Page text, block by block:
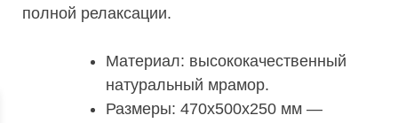
полной релаксации.
Материал: высококачественный
натуральный мрамор.
Размеры: 470х500х250 мм —